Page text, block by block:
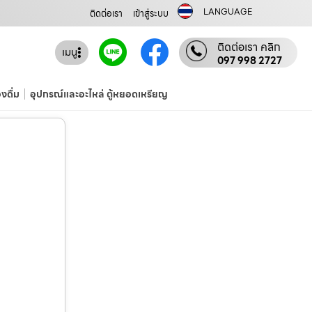
ติดต่อเรา เข้าสู่ระบบ LANGUAGE
เมนู ติดต่อเรา คลิก
097 998 2727
ดื่ม อุปกรณ์และอะไหล่ ตู้หยอดเหรียญ